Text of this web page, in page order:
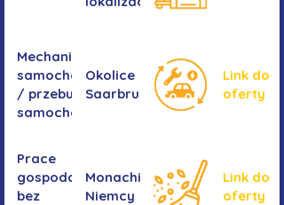
Mechanika
samochodowa
/ przebudowa
samochodów
Okolice
Saarbrucken
Link do
oferty
Prace
gospodarcze -
bez
Monachium,
Niemcy
Link do
oferty